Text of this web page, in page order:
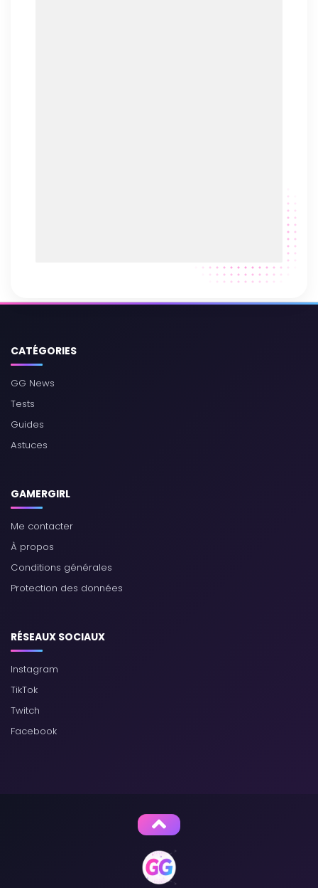
CATÉGORIES
GG News
Tests
Guides
Astuces
GAMERGIRL
Me contacter
À propos
Conditions générales
Protection des données
RÉSEAUX SOCIAUX
Instagram
TikTok
Twitch
Facebook